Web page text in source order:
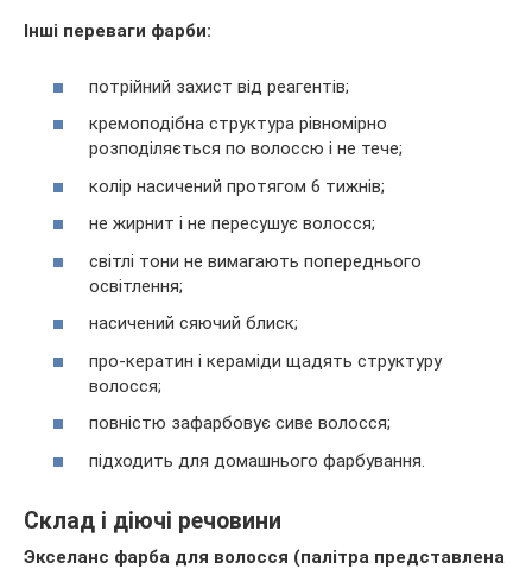
Інші переваги фарби:
потрійний захист від реагентів;
кремоподібна структура рівномірно
розподіляється по волоссю і не тече;
колір насичений протягом 6 тижнів;
не жирнит і не пересушує волосся;
світлі тони не вимагають попереднього
освітлення;
насичений сяючий блиск;
про-кератин і кераміди щадять структуру
волосся;
повністю зафарбовує сиве волосся;
підходить для домашнього фарбування.
Склад і діючі речовини
Экселанс фарба для волосся (палітра представлена